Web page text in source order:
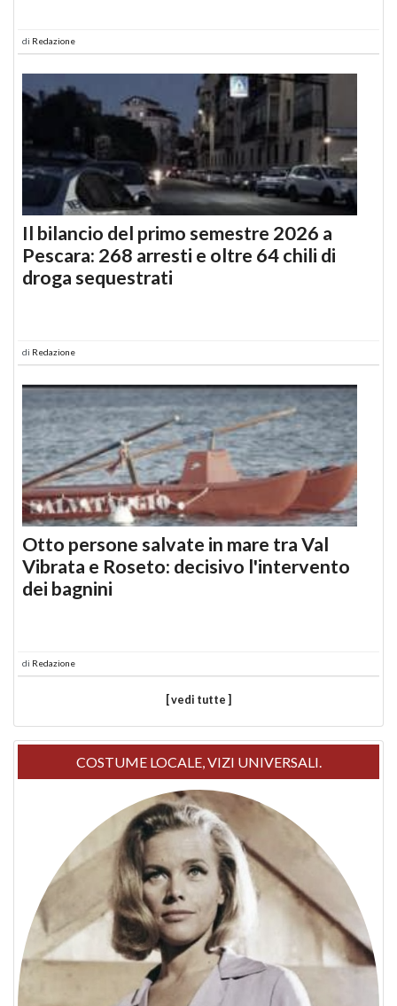
di Redazione
Il bilancio del primo semestre 2026 a
Pescara: 268 arresti e oltre 64 chili di
droga sequestrati
di Redazione
Otto persone salvate in mare tra Val
Vibrata e Roseto: decisivo l'intervento
dei bagnini
di Redazione
[ vedi tutte ]
COSTUME LOCALE, VIZI UNIVERSALI.